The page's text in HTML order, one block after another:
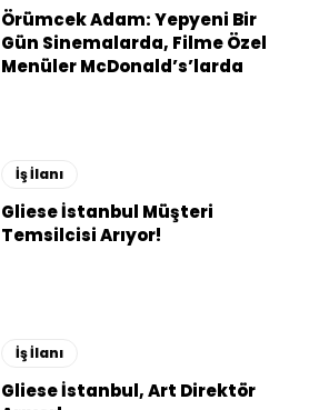
Örümcek Adam: Yepyeni Bir
Gün Sinemalarda, Filme Özel
Menüler McDonald’s’larda
İş İlanı
Gliese İstanbul Müşteri
Temsilcisi Arıyor!
İş İlanı
Gliese İstanbul, Art Direktör